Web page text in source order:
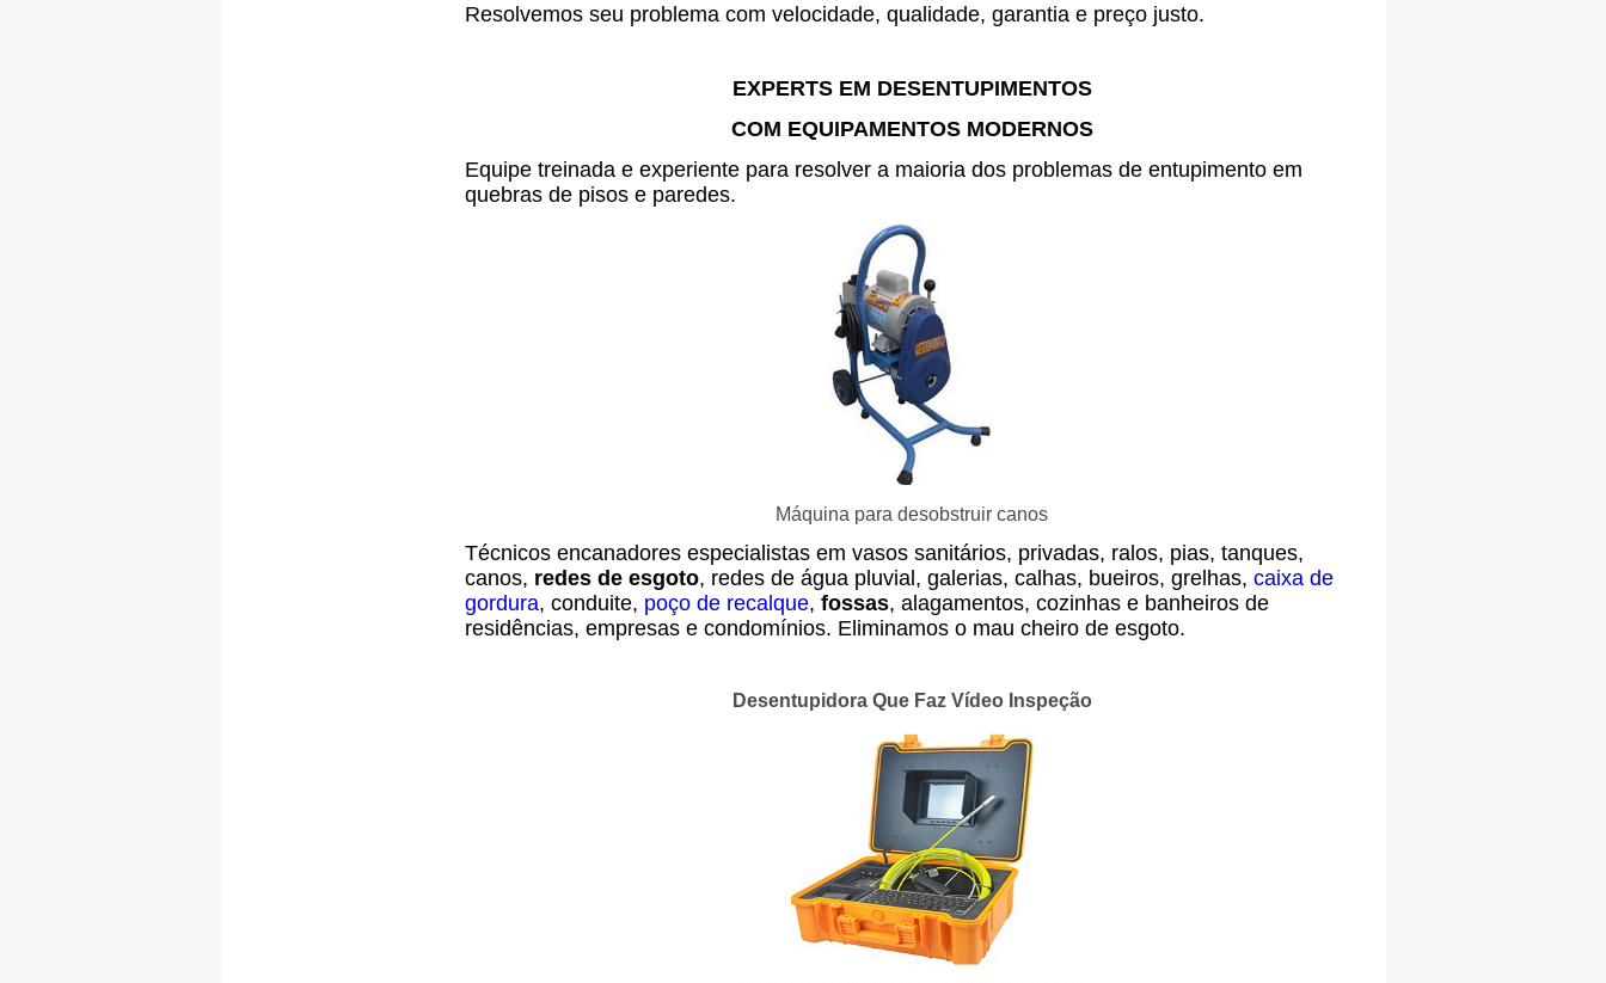
Resolvemos seu problema com velocidade, qualidade, garantia e preço justo.
EXPERTS EM DESENTUPIMENTOS
COM EQUIPAMENTOS MODERNOS
Equipe treinada e experiente para resolver a maioria dos problemas de entupimento em
quebras de pisos e paredes.
Máquina para desobstruir canos
Técnicos encanadores especialistas em vasos sanitários, privadas, ralos, pias, tanques,
canos, redes de esgoto, redes de água pluvial, galerias, calhas, bueiros, grelhas, caixa de
gordura, conduite, poço de recalque, fossas, alagamentos, cozinhas e banheiros de
residências, empresas e condomínios. Eliminamos o mau cheiro de esgoto.
Desentupidora Que Faz Vídeo Inspeção